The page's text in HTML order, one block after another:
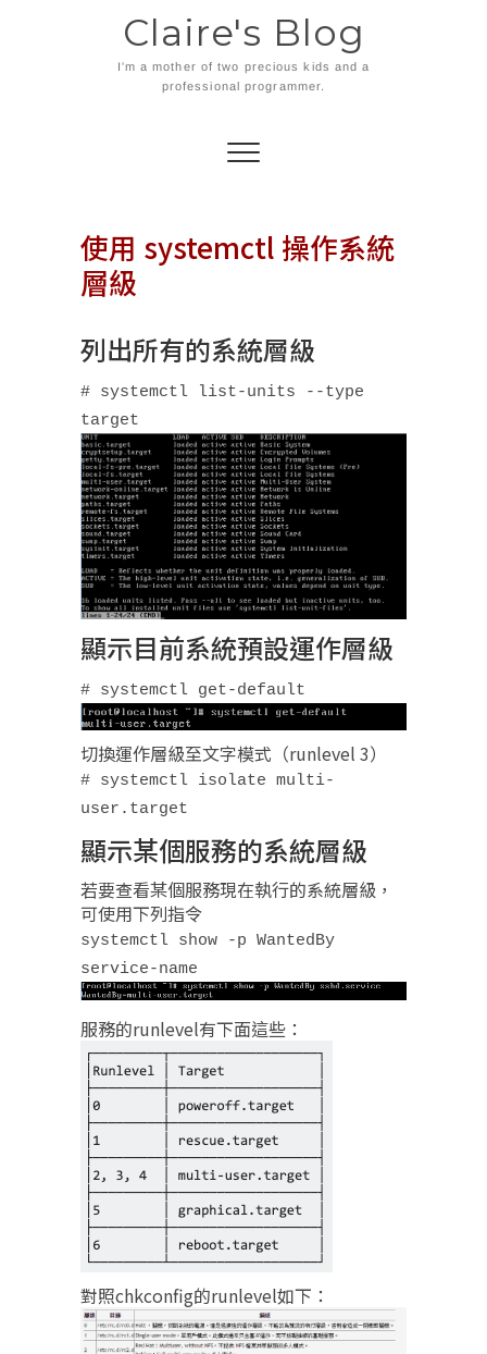
Claire's Blog
I'm a mother of two precious kids and a
professional programmer.
使用 systemctl 操作系統
層級
列出所有的系統層級
# systemctl list-units --type
target
顯示目前系統預設運作層級
# systemctl get-default
切換運作層級至文字模式（runlevel 3）
# systemctl isolate multi-
user.target
顯示某個服務的系統層級
若要查看某個服務現在執行的系統層級，
可使用下列指令
systemctl show -p WantedBy
service-name
服務的runlevel有下面這些：
對照chkconfig的runlevel如下：